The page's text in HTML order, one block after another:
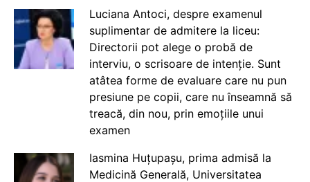
Luciana Antoci, despre examenul
suplimentar de admitere la liceu:
Directorii pot alege o probă de
interviu, o scrisoare de intenție. Sunt
atâtea forme de evaluare care nu pun
presiune pe copii, care nu înseamnă să
treacă, din nou, prin emoțiile unui
examen
Iasmina Huțupașu, prima admisă la
Medicină Generală, Universitatea